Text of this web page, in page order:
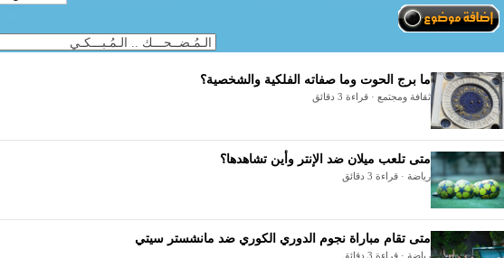
ما برج الحوت وما صفاته الفلكية والشخصية؟
ثقافة ومجتمع · قراءة 3 دقائق
متى تلعب ميلان ضد الإنتر وأين تشاهدها؟
رياضة · قراءة 3 دقائق
متى تقام مباراة نجوم الدوري الكوري ضد مانشستر سيتي
رياضة · قراءة 3 دقائق